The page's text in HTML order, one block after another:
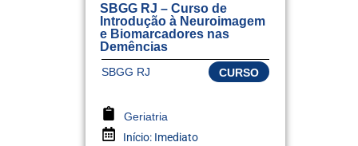
SBGG RJ – Curso de
Introdução à Neuroimagem
e Biomarcadores nas
Demências
SBGG RJ CURSO
Geriatria
Início: Imediato